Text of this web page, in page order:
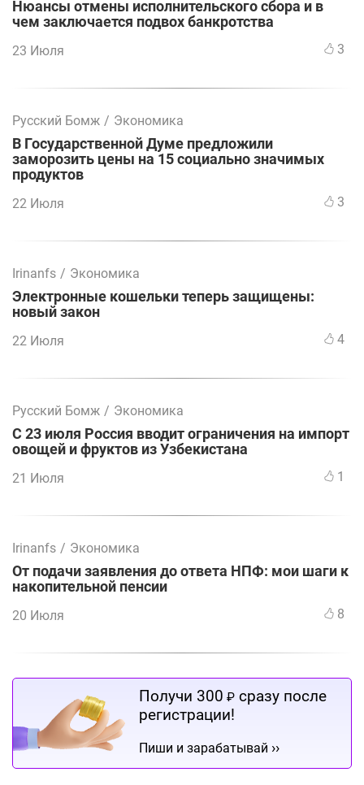
Нюансы отмены исполнительского сбора и в
чем заключается подвох банкротства
23 Июля 3
Русский Бомж / Экономика
В Государственной Думе предложили
заморозить цены на 15 социально значимых
продуктов
22 Июля 3
Irinanfs / Экономика
Электронные кошельки теперь защищены:
новый закон
22 Июля 4
Русский Бомж / Экономика
С 23 июля Россия вводит ограничения на импорт
овощей и фруктов из Узбекистана
21 Июля 1
Irinanfs / Экономика
От подачи заявления до ответа НПФ: мои шаги к
накопительной пенсии
20 Июля 8
Получи 300 ₽ сразу после
регистрации!
Пиши и зарабатывай ››